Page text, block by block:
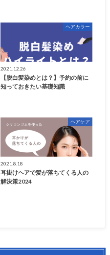
ヘアカラー
2021.12.26
【脱白髪染めとは？】予約の前に
知っておきたい基礎知識
ヘアケア
2021.8.18
耳掛けヘアで髪が落ちてくる人の
解決策2024